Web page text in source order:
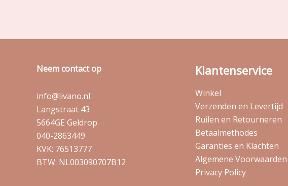
Neem contact op
info@livano.nl
Langstraat 43
5664GE Geldrop
040-2863449
KVK: 76513777
BTW: NL003090707B12
Klantenservice
Winkel
Verzenden en Levertijd
Ruilen en Retourneren
Betaalmethodes
Garanties en Klachten
Algemene Voorwaarden
Privacy Policy